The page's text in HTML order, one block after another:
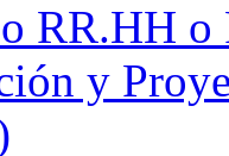
RR.HH
y